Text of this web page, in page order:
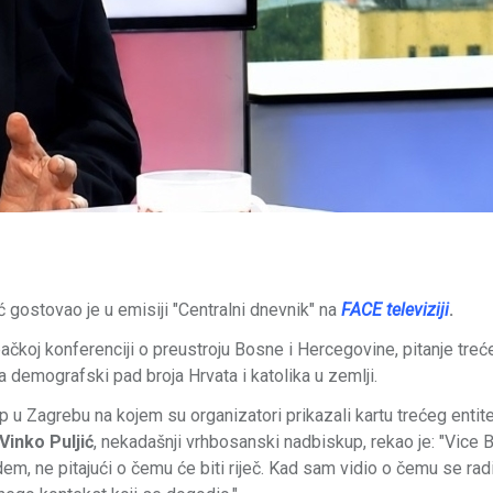
je u emisiji "Centralni dnevnik" na FACE televiziji.
konferenciji o preustroju Bosne i Hercegovine, pitanje
pad broja Hrvata i katolika u zemlji.
Zagrebu na kojem su organizatori prikazali kartu trećeg
Vinko Puljić, nekadašnji vrhbosanski nadbiskup, rekao je: "Vice
ne pitajući o čemu će biti riječ. Kad sam vidio o čemu se